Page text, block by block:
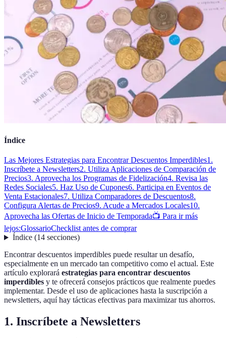
Índice
Las Mejores Estrategias para Encontrar Descuentos Imperdibles1.
Inscríbete a Newsletters2. Utiliza Aplicaciones de Comparación de
Precios3. Aprovecha los Programas de Fidelización4. Revisa las
Redes Sociales5. Haz Uso de Cupones6. Participa en Eventos de
Venta Estacionales7. Utiliza Comparadores de Descuentos8.
Configura Alertas de Precios9. Acude a Mercados Locales10.
Aprovecha las Ofertas de Inicio de Temporada📺 Para ir más
lejos:GlossarioChecklist antes de comprar
Índice(14 secciones)
Encontrar descuentos imperdibles puede resultar un desafío,
especialmente en un mercado tan competitivo como el actual. Este
artículo explorará estrategias para encontrar descuentos
imperdibles y te ofrecerá consejos prácticos que realmente puedes
implementar. Desde el uso de aplicaciones hasta la suscripción a
newsletters, aquí hay tácticas efectivas para maximizar tus ahorros.
1. Inscríbete a Newsletters